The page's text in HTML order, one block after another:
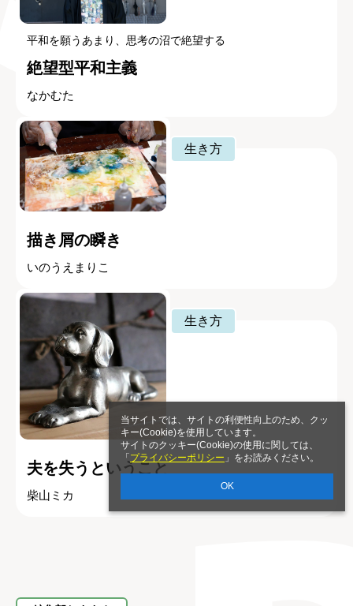
当サイトでは、サイトの利便性向上のため、クッ
キー(Cookie)を使用しています。
サイトのクッキー(Cookie)の使用に関しては、
「 プライバシーポリシー 」をお読みください。
OK
平和を願うあまり、思考の沼で絶望する
絶望型平和主義
なかむた
生き方
描き屑の瞬き
いのうえまりこ
生き方
夫を失うということ
柴山ミカ